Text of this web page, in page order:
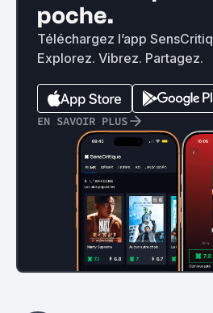
poche.
Téléchargez l’app
Explorez. Vibrez. Partagez.
EN SAVOIR PLUS